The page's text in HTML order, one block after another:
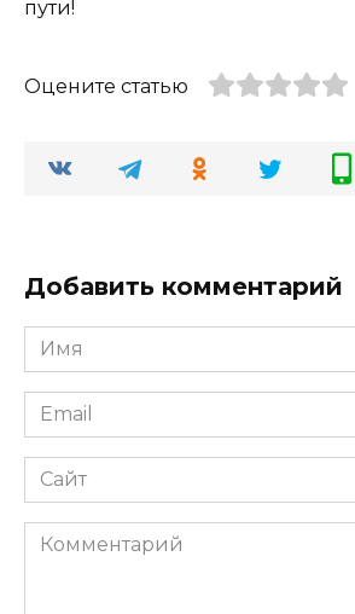
пути!
Оцените статью
Добавить комментарий
Имя
*
Email
*
Сайт
Комментарий